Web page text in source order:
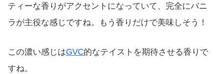
ティーな香りがアクセントになっていて、完全にバニ
ラが主役な感じですね。もう香りだけで美味しそう！
この濃い感じはGVC的なテイストを期待させる香りで
すね。